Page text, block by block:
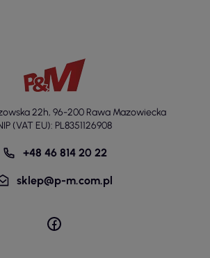
22h, 96-200 Rawa Mazowiecka
(VAT EU): PL8351126908
+48 46 814 20 22
sklep@p-m.com.pl